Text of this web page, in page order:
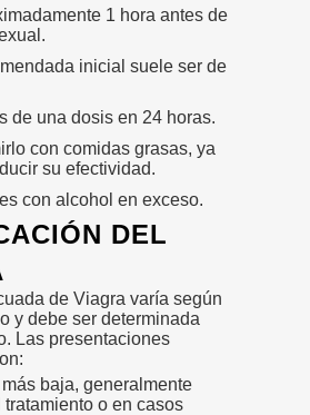
1 hora antes de
inicial suele ser de
de una dosis en 24 horas.
con comidas grasas, ya
su efectividad.
con alcohol en exceso.
DEL
de Viagra varía según
y debe ser determinada
Las presentaciones
baja, generalmente
o en casos